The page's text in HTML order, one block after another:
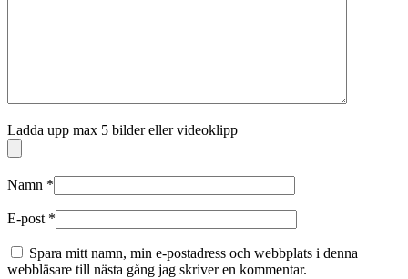
Ladda upp max 5 bilder eller videoklipp
Namn *
E-post *
Spara mitt namn, min e-postadress och webbplats i denna
webbläsare till nästa gång jag skriver en kommentar.